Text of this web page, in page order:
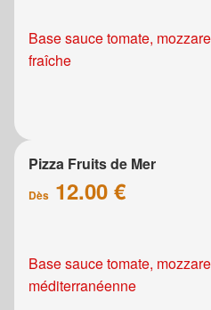
Base sauce tomate,
fraîche
Pizza Fruits de Mer
Dès 12.00 €
Base sauce tomate,
méditerranéenne